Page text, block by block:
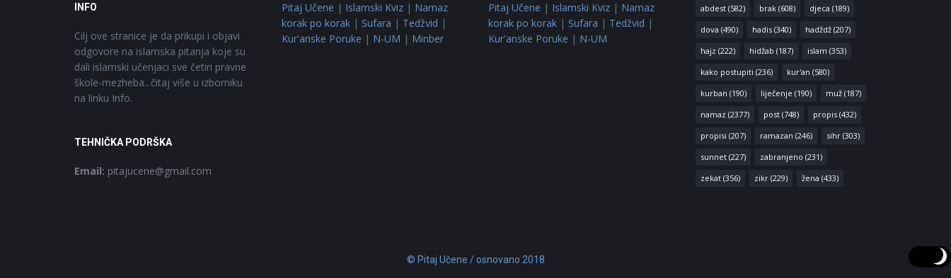
INFO
Cilj ove stranice je da prikupi i objavi
odgovore na islamska pitanja koje su
dali islamski učenjaci sve četiri pravne
škole-mezheba...čitaj više u izborniku
na linku Info.
TEHNIČKA PODRŠKA
Email: pitajucene@gmail.com
Pitaj Učene | Islamski Kviz| Namaz
korak po korak| Sufara | Tedžvid |
Kur'anske Poruke | N-UM | Minber
Pitaj Učene | Islamski Kviz | Namaz
korak po korak | Sufara | Tedžvid |
Kur'anske Poruke | N-UM
abdest(582) brak(608) djeca (189)
dova (490) hadis(340) hadždž(207)
hajz (222) hidžab (187) islam (353)
kako postupiti (236) kur'an (580)
kurban (190) liječenje (190) muž(187)
namaz (2377) post(748) propis(432)
propisi (207) ramazan (246) sihr(303)
sunnet(227) zabranjeno (231)
zekat(356) zikr(229) žena (433)
© Pitaj Učene / osnovano 2018